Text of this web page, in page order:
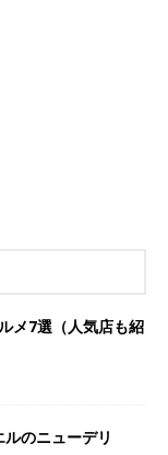
メ7選（人気店も紹
のニューデリ